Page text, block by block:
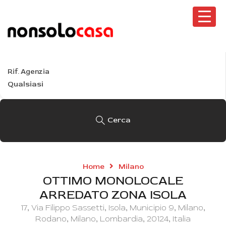
Tipo
Rif. Agenzia
Cerca
Home Milano
OTTIMO MONOLOCALE
ARREDATO ZONA ISOLA
17, Via Filippo Sassetti, Isola, Municipio 9, Milano,
Rodano, Milano, Lombardia, 20124, Italia